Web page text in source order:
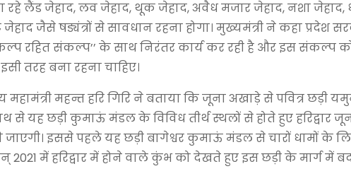
रहे लैंड जेहाद, लव जेहाद, थूक जेहाद, अवैध मजार जेहाद, नशा जेहाद,
जैसे षड्यंत्रों से सावधान रहना होगा। मुख्यमंत्री ने कहा प्रदेश
रहित संकल्प’’ के साथ निरंतर कार्य कर रही है और इस संकल्प
तरह बना रहना चाहिए।
महन्त हरि गिरि ने बताया कि जूना अखाड़े से पवित्र छड़ी
से यह छड़ी कुमाऊं मंडल के विविध तीर्थ स्थलों से होते हुए हरिद्वार
इससे पहले यह छड़ी बागेश्वर कुमाऊं मंडल से चारों धामों के
2021 में हरिद्वार में होने वाले कुंभ को देखते हुए इस छड़ी के मार्ग में